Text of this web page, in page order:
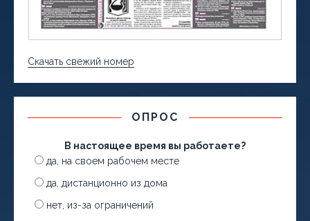
Скачать свежий номер
ОПРОС
В настоящее время вы работаете?
да, на своем рабочем месте
да, дистанционно из дома
нет, из-за ограничений